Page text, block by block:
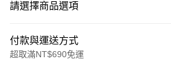
請選擇商品選項
付款與運送方式
超取滿NT$690免運